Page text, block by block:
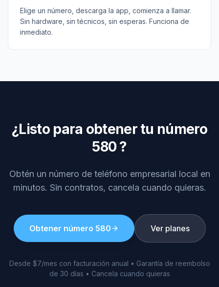
Elige un número, descarga la app, comienza a llamar.
Sin hardware, sin técnicos, sin esperas. Funciona de
inmediato.
¿Listo para obtener tu número
580 ?
Obtén un número de teléfono empresarial local en
minutos. Sin contratos, cancela cuando quieras.
Obtener número 580 Ver planes
Desde $7/mes con facturación anual • Garantía de reembolso
de 30 días • Cancela cuando quieras